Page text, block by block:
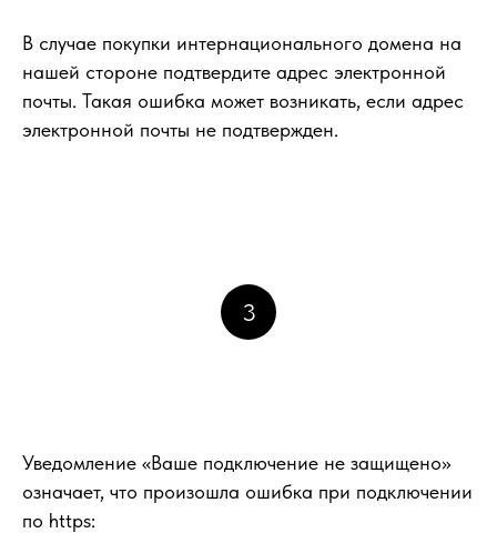
В случае покупки интернационального домена на
нашей стороне подтвердите адрес электронной
почты. Такая ошибка может возникать, если адрес
электронной почты не подтвержден.
3
Уведомление «Ваше подключение не защищено»
означает, что произошла ошибка при подключении
по https: